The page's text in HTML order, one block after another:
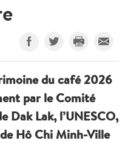
du café 2026
par le Comité
Dak Lak, l’UNESCO,
Hô Chi Minh-Ville